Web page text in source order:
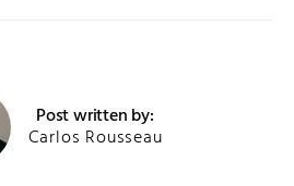
Post written by:
Carlos Rousseau